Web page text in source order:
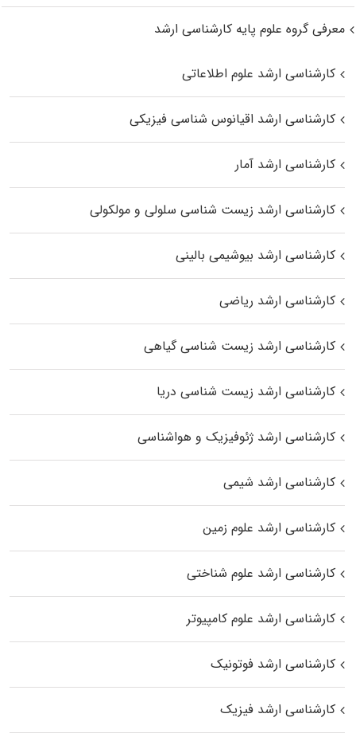
معرفی گروه علوم پایه کارشناسی ارشد
کارشناسی ارشد علوم اطلاعاتی
کارشناسی ارشد اقیانوس‌ شناسی فیزیکی
کارشناسی ارشد آمار
کارشناسی ارشد زیست شناسی سلولی و مولکولی
کارشناسی ارشد بیوشیمی بالینی
کارشناسی ارشد ریاضی
کارشناسی ارشد زیست‌ شناسی گیاهی
کارشناسی ارشد زیست‌ شناسی دریا
کارشناسی ارشد ژئوفیزیک و هواشناسی
کارشناسی ارشد شیمی
کارشناسی ارشد علوم زمین
کارشناسی ارشد علوم شناختی
کارشناسی ارشد علوم کامپیوتر
کارشناسی ارشد فوتونیک
کارشناسی ارشد فیزیک